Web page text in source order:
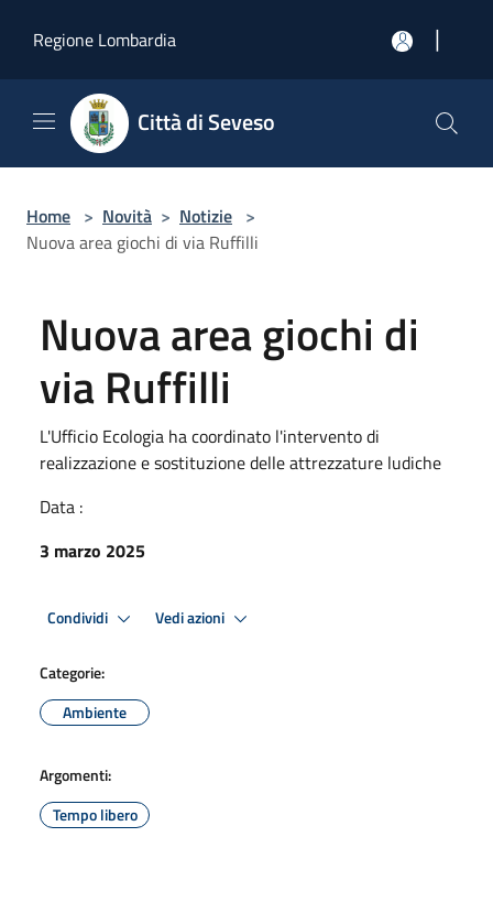
Regione Lombardia
|
Città di Seveso
Home > Novità > Notizie >
Nuova area giochi di via Ruffilli
Nuova area giochi di
via Ruffilli
L'Ufficio Ecologia ha coordinato l'intervento di
realizzazione e sostituzione delle attrezzature ludiche
Data :
3 marzo 2025
Condividi Vedi azioni
Categorie:
Ambiente
Argomenti:
Tempo libero